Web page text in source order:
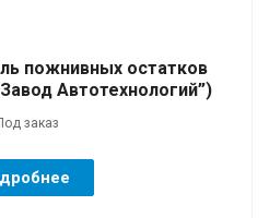
пожнивных остатков
Автотехнологий”)
заказ